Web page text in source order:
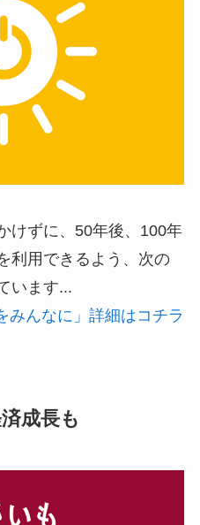
けずに、50年後、100年
利用できるよう、次の
います...
みんなに」詳細はコチラ
成長も